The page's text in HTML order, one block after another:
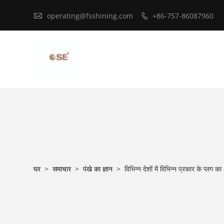
 operating@fsshining.com  +86-757-86087960
घर > समाचार > पंखे का ज्ञान > विभिन्न देशों में विभिन्न प्रकार के प्लग